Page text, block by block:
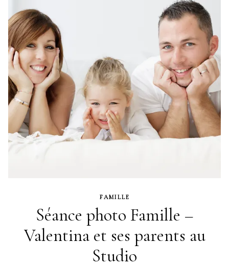
FAMILLE
Séance photo Famille –
Valentina et ses parents au
Studio